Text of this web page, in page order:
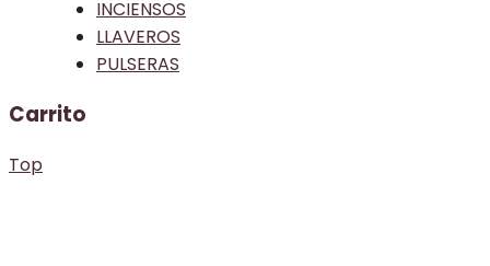
INCIENSOS
LLAVEROS
PULSERAS
Carrito
Top